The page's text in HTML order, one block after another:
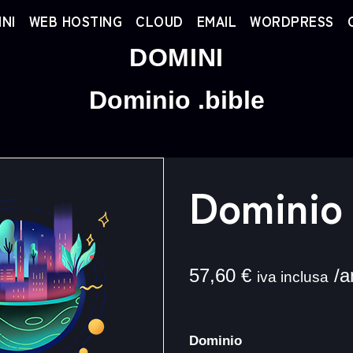
WEB HOSTING CLOUD EMAIL WORDPRESS
DOMINI
Dominio .bible
57,60 € iva inclusa /
Dominio